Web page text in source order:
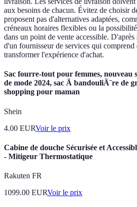
aux besoins de chacun. Évitez de choisir
proposent pas d'alternatives adaptées,
créneaux horaires flexibles ou la
dans un point de vente accessible.
d'un fournisseur de services qui comprend
transformer l'expérience d'achat.
Sac fourre-tout pour femmes, nouveau
de mode 2024, sac Ã bandouliÃ¨re de
shopping pour maman
Shein
4.00 EURVoir le prix
Cabine de douche Sécurisée et
- Mitigeur Thermostatique
Rakuten FR
1099.00 EURVoir le prix